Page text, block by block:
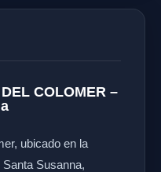
COLOMER –
ubicado en la
Susanna,